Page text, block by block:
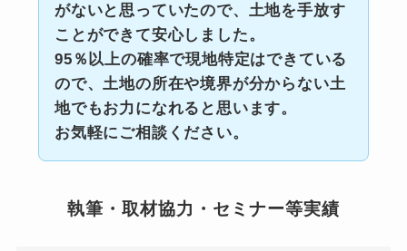
がないと思っていたので、土地を手放す
ことができて安心しました。
95％以上の確率で現地特定はできている
ので、土地の所在や境界が分からない土
地でもお力になれると思います。
お気軽にご相談ください。
執筆・取材協力・セミナー等実績